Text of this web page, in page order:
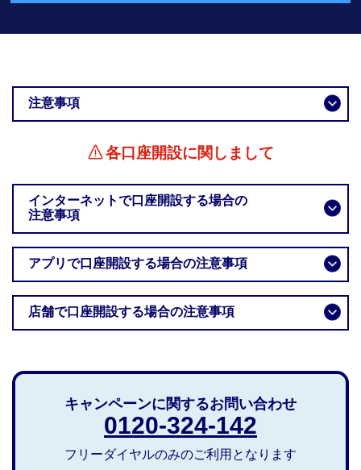
注意事項
各口座開設に関しまして
インターネットで口座開設する場合の
注意事項
アプリで口座開設する場合の注意事項
店舗で口座開設する場合の注意事項
キャンペーンに関するお問い合わせ
0120-324-142
フリーダイヤルのみのご利用となります